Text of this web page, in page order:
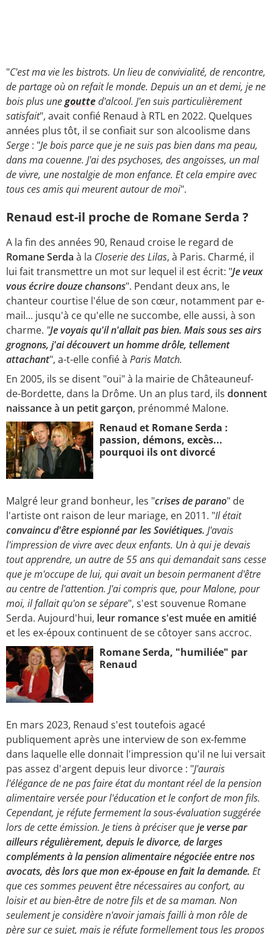
"C'est ma vie les bistrots. Un lieu de convivialité, de rencontre,
de partage où on refait le monde. Depuis un an et demi, je ne
bois plus unegoutted'alcool. J'en suis particulièrement
satisfait", avait confié Renaud à RTL en 2022. Quelques
années plus tôt, il se confiait sur son alcoolisme dans
Serge : "Je bois parce que je ne suis pas bien dans ma peau,
dans ma couenne. J'ai des psychoses, des angoisses, un mal
de vivre, une nostalgie de mon enfance. Et cela empire avec
tous ces amis qui meurent autour de moi".
Renaud est-il proche de Romane Serda ?
A la fin des années 90, Renaud croise le regard de
Romane Serda à la Closerie des Lilas, à Paris. Charmé, il
lui fait transmettre un mot sur lequel il est écrit: "Je veux
vous écrire douze chansons". Pendant deux ans, le
chanteur courtise l'élue de son cœur, notamment par e-
mail... jusqu'à ce qu'elle ne succombe, elle aussi, à son
charme. "Je voyais qu'il n'allait pas bien. Mais sous ses airs
grognons, j'ai découvert un homme drôle, tellement
attachant", a-t-elle confié à Paris Match.
En 2005, ils se disent "oui" à la mairie de Châteauneuf-
de-Bordette, dans la Drôme. Un an plus tard, ils donnent
naissance à un petit garçon, prénommé Malone.
Renaud et Romane Serda :
passion, démons, excès...
pourquoi ils ont divorcé
Malgré leur grand bonheur, les "crises de parano" de
l'artiste ont raison de leur mariage, en 2011. "Il était
convaincu d'être espionné par les Soviétiques. J'avais
l'impression de vivre avec deux enfants. Un à qui je devais
tout apprendre, un autre de 55 ans qui demandait sans cesse
que je m'occupe de lui, qui avait un besoin permanent d'être
au centre de l'attention. J'ai compris que, pour Malone, pour
moi, il fallait qu'on se sépare", s'est souvenue Romane
Serda. Aujourd'hui, leur romance s'est muée en amitié
et les ex-époux continuent de se côtoyer sans accroc.
Romane Serda, "humiliée" par
Renaud
En mars 2023, Renaud s'est toutefois agacé
publiquement après une interview de son ex-femme
dans laquelle elle donnait l'impression qu'il ne lui versait
pas assez d'argent depuis leur divorce : "J'aurais
l'élégance de ne pas faire état du montant réel de la pension
alimentaire versée pour l'éducation et le confort de mon fils.
Cependant, je réfute fermement la sous-évaluation suggérée
lors de cette émission. Je tiens à préciser queje verse par
ailleurs régulièrement, depuis le divorce, de larges
compléments à la pension alimentaire négociée entre nos
avocats, dès lors que mon ex-épouse en fait la demande. Et
que ces sommes peuvent être nécessaires au confort, au
loisir et au bien-être de notre fils et de sa maman. Non
seulement je considère n'avoir jamais failli à mon rôle de
père sur ce sujet, mais je réfute formellement tous les propos